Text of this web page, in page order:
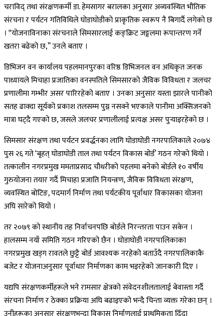
चराविद् तथा संरक्षणकर्मी डा. हेमसागर बरालका अनुसार अव्यवस्थित भौतिक
संरचना र पर्यटन गतिविधिले घोडाघोडीको प्राकृतिक स्वरूप नै बिगार्दै लगेको छ
। “योजनाविनाका संरचनाले सिमसारलाई कङ्क्रिट जङ्गलमा रूपान्तरण गर्ने
खतरा बढेको छ,” उनले बताए ।
डिभिजन वन कार्यालय पहलमानपुरका वरिष्ठ डिभिजनल वन अधिकृत जनक
पाध्यायले मिचाहा प्रजातिका वनस्पतिले सिमसारको जैविक विविधता र जलचर
प्रणालीमा गम्भीर असर पारिरहेको बताए । उनका अनुसार यस्ता झारले पानीको
सतह ढाक्दा सूर्यको प्रकाश तलसम्म पुग्न नसक्ने भएकाले पानीमा अक्सिजनको
मात्रा घट्दै गएको छ, जसले जलचर प्रणालीलाई प्रत्यक्ष असर पुर्‍याइरहेको छ ।
सिमसार संरक्षण तथा पर्यटन प्रवर्द्धनका लागि घोडाघोडी नगरपालिकाले २०७४
पुस २६ गते ‘बृहत् घोडाघोडी ताल तथा पर्यटन विकास बोर्ड’ गठन गरेको थियो ।
तत्कालीन नगरप्रमुख ममताप्रसाद चौधरीको पहलमा बनेको बोर्डले १० वर्षीय
गुरुयोजना तयार गर्दै मिचाहा प्रजाति नियन्त्रण, जैविक विविधता संरक्षण,
व्यवस्थित बोटिङ, पदमार्ग निर्माण तथा पर्यटकीय पूर्वाधार विकासका योजना
अघि सारेको थियो ।
तर २०७९ को स्थानीय तह निर्वाचनपछि बोर्डले निरन्तरता पाउन सकेन ।
हालसम्म नयाँ समिति गठन गरिएको छैन । घोडाघोडी नगरपालिकाका
नगरप्रमुख खड्ग रावतले छुट्टै बोर्ड आवश्यक नरहेको बताउँदै नगरपालिकाकै
बजेट र योजनाअनुसार पूर्वाधार निर्माणका काम भइरहेको जानकारी दिए ।
यद्यपि संरक्षणकर्मीहरूले भने रामसार क्षेत्रको संवेदनशीलतालाई बेवास्ता गर्दै
संरचना निर्माण र ठेक्का प्रक्रिया अघि बढाइएको भन्दै चिन्ता व्यक्त गरेका छन् ।